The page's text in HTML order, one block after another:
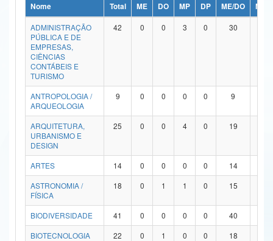
Ministério da Ciência, Tecnologia, Inovações e Comunicações
Ministério do Meio Ambiente
Ministério do Turismo
Ministério do Desenvolvimento Regional
Controladoria-Geral da União
Ministério da Mulher, da Família e dos Direitos Humanos
Secretaria de Governo
Advocacia-Geral da União
Nome Total ME DO MP DP ME/DO
MP/
ADMINISTRAÇÃO
PÚBLICA E DE
EMPRESAS,
CIÊNCIAS
CONTÁBEIS E
TURISMO
42 0 0 3 0 30
ANTROPOLOGIA /
ARQUEOLOGIA
9 0 0 0 0 9
ARQUITETURA,
URBANISMO E
DESIGN
25 0 0 4 0 19
ARTES 14 0 0 0 0 14
ASTRONOMIA /
FÍSICA
18 0 1 1 0 15
BIODIVERSIDADE 41 0 0 0 0 40
BIOTECNOLOGIA
22 0 1 0 0 18